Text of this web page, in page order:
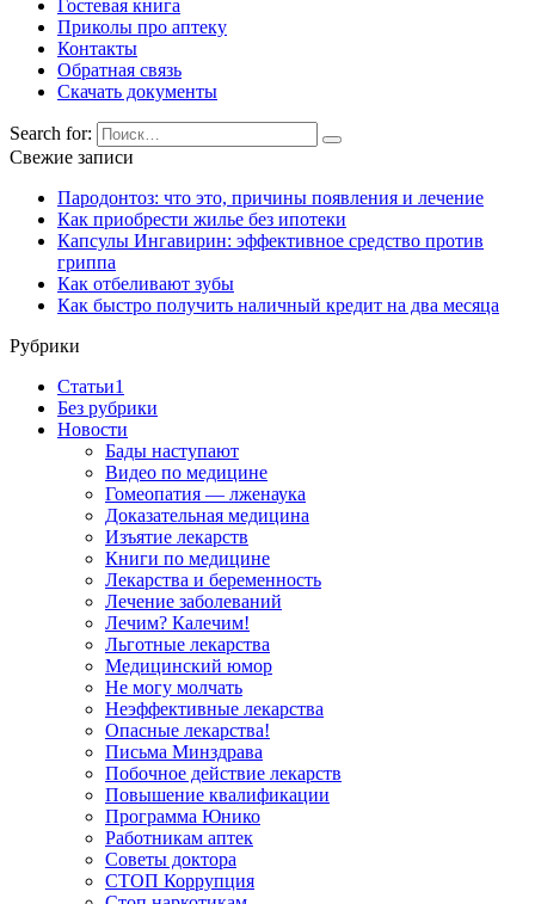
Гостевая книга
Приколы про аптеку
Контакты
Обратная связь
Скачать документы
Search for:
Свежие записи
Пародонтоз: что это, причины появления и лечение
Как приобрести жилье без ипотеки
Капсулы Ингавирин: эффективное средство против
гриппа
Как отбеливают зубы
Как быстро получить наличный кредит на два месяца
Рубрики
Cтатьи1
Без рубрики
Новости
Бады наступают
Видео по медицине
Гомеопатия — лженаука
Доказательная медицина
Изъятие лекарств
Книги по медицине
Лекарства и беременность
Лечение заболеваний
Лечим? Калечим!
Льготные лекарства
Медицинский юмор
Не могу молчать
Неэффективные лекарства
Опасные лекарства!
Письма Минздрава
Побочное действие лекарств
Повышение квалификации
Программа Юнико
Работникам аптек
Советы доктора
СТОП Коррупция